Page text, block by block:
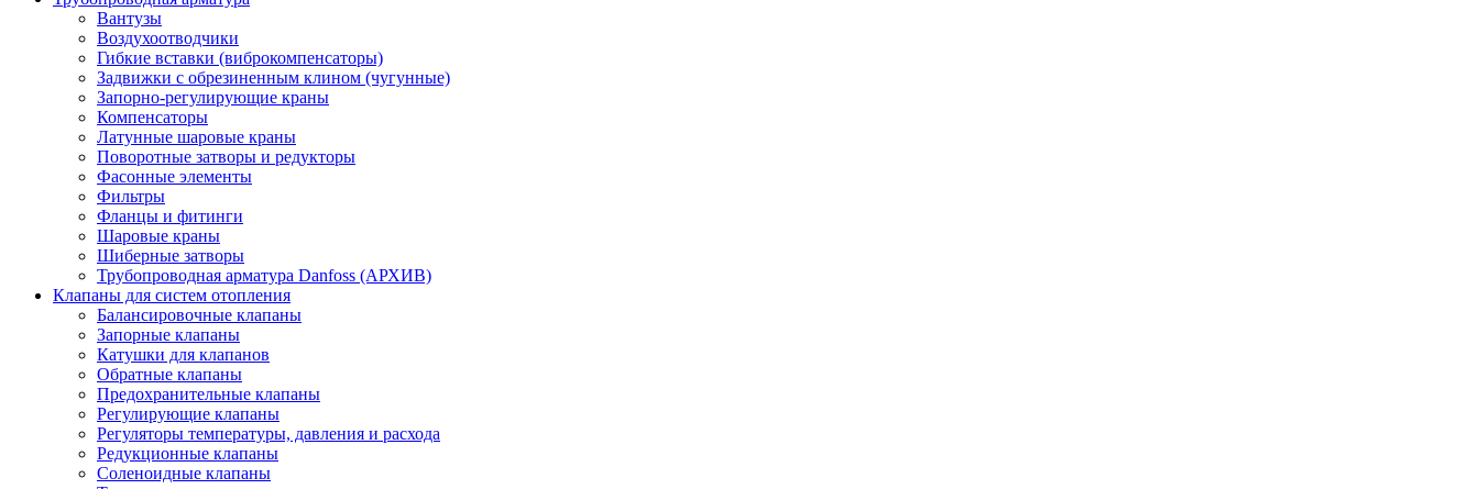
Вантузы
Воздухоотводчики
Гибкие вставки (виброкомпенсаторы)
Задвижки с обрезиненным клином (чугунные)
Запорно-регулирующие краны
Компенсаторы
Латунные шаровые краны
Поворотные затворы и редукторы
Фасонные элементы
Фильтры
Фланцы и фитинги
Шаровые краны
Шиберные затворы
Трубопроводная арматура Danfoss (АРХИВ)
Клапаны для систем отопления
Балансировочные клапаны
Запорные клапаны
Катушки для клапанов
Обратные клапаны
Предохранительные клапаны
Регулирующие клапаны
Регуляторы температуры, давления и расхода
Редукционные клапаны
Соленоидные клапаны